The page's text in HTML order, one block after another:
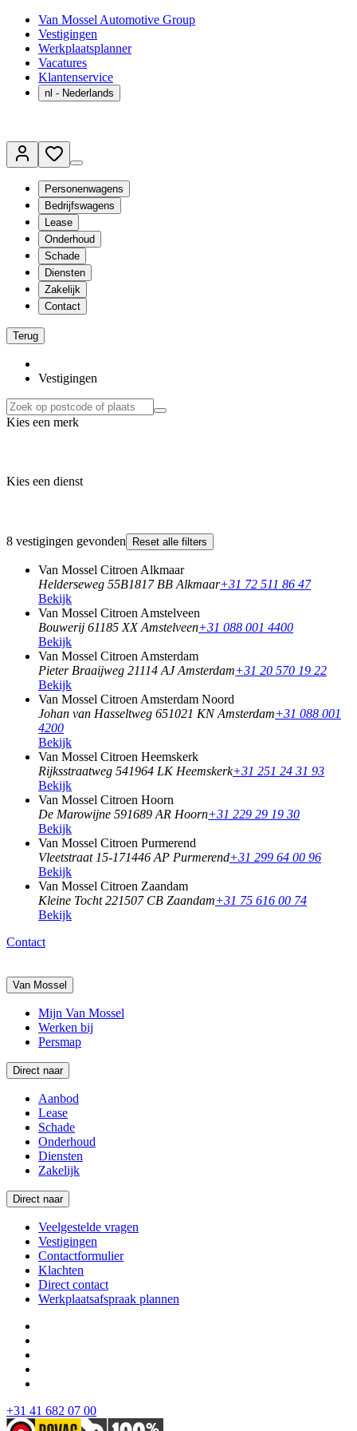
Van Mossel Automotive Group
Vestigingen
Werkplaatsplanner
Vacatures
Klantenservice
nl - Nederlands
Personenwagens
Bedrijfswagens
Lease
Onderhoud
Schade
Diensten
Zakelijk
Contact
Terug
Vestigingen
Kies een merk
Kies een dienst
8 vestigingen gevonden Reset alle filters
Van Mossel Citroen Alkmaar
Helderseweg 55B1817 BB Alkmaar+31 72 511 86 47
Bekijk
Van Mossel Citroen Amstelveen
Bouwerij 61185 XX Amstelveen+31 088 001 4400
Bekijk
Van Mossel Citroen Amsterdam
Pieter Braaijweg 21114 AJ Amsterdam+31 20 570 19 22
Bekijk
Van Mossel Citroen Amsterdam Noord
Johan van Hasseltweg 651021 KN Amsterdam+31 088 001
4200
Bekijk
Van Mossel Citroen Heemskerk
Rijksstraatweg 541964 LK Heemskerk+31 251 24 31 93
Bekijk
Van Mossel Citroen Hoorn
De Marowijne 591689 AR Hoorn+31 229 29 19 30
Bekijk
Van Mossel Citroen Purmerend
Vleetstraat 15-171446 AP Purmerend+31 299 64 00 96
Bekijk
Van Mossel Citroen Zaandam
Kleine Tocht 221507 CB Zaandam+31 75 616 00 74
Bekijk
Contact
Van Mossel
Mijn Van Mossel
Werken bij
Persmap
Direct naar
Aanbod
Lease
Schade
Onderhoud
Diensten
Zakelijk
Direct naar
Veelgestelde vragen
Vestigingen
Contactformulier
Klachten
Direct contact
Werkplaatsafspraak plannen
+31 41 682 07 00